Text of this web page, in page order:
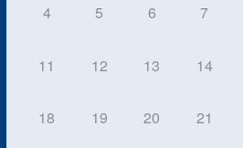
4 5 6 7
11 12 13 14
18 19 20 21